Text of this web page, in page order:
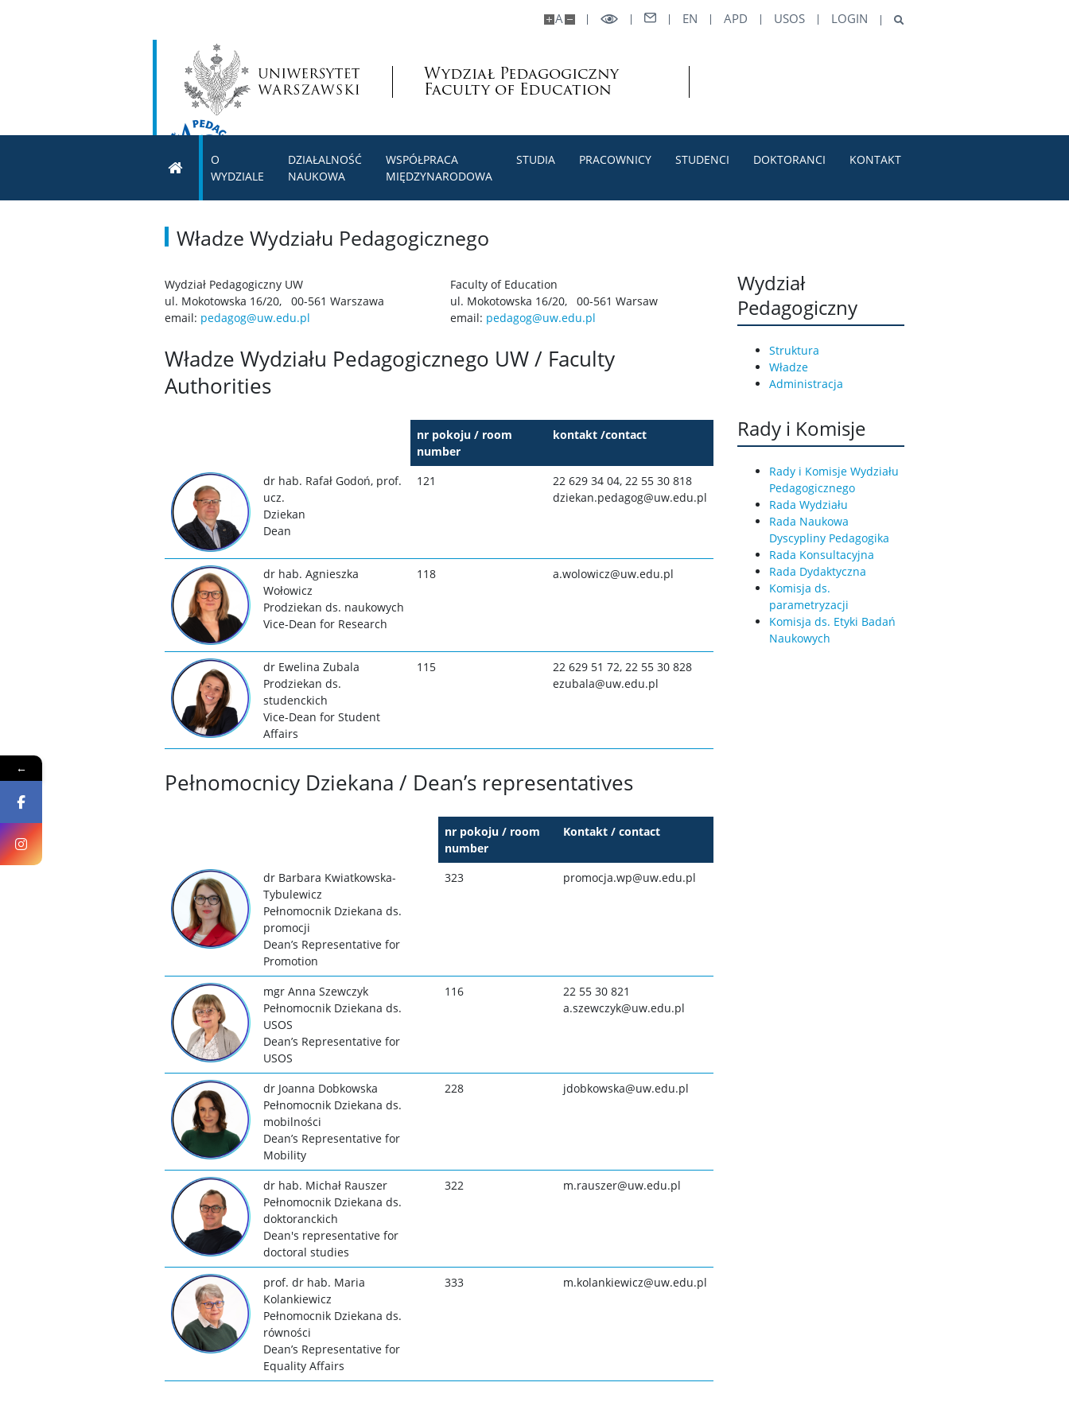
A EN APD USOS LOGIN
Wydział Pedagogiczny
Faculty of Education
O
WYDZIALE
DZIAŁALNOŚĆ
NAUKOWA
WSPÓŁPRACA
MIĘDZYNARODOWA
STUDIA PRACOWNICY STUDENCI DOKTORANCI KONTAKT
Władze Wydziału Pedagogicznego
Wydział Pedagogiczny UW
ul. Mokotowska 16/20, 00-561 Warszawa
email: pedagog@uw.edu.pl
Faculty of Education
ul. Mokotowska 16/20, 00-561 Warsaw
email: pedagog@uw.edu.pl
Władze Wydziału Pedagogicznego UW / Faculty
Authorities
nr pokoju / room
number
kontakt /contact
dr hab. Rafał Godoń, prof.
ucz.
Dziekan
Dean
121
22 629 34 04, 22 55 30 818
dziekan.pedagog@uw.edu.pl
dr hab. Agnieszka
Wołowicz
Prodziekan ds. naukowych
Vice-Dean for Research
118 a.wolowicz@uw.edu.pl
dr Ewelina Zubala
Prodziekan ds.
studenckich
Vice-Dean for Student
Affairs
115
22 629 51 72, 22 55 30 828
ezubala@uw.edu.pl
Pełnomocnicy Dziekana / Dean’s representatives
nr pokoju / room
number
Kontakt / contact
dr Barbara Kwiatkowska-
Tybulewicz
Pełnomocnik Dziekana ds.
promocji
Dean’s Representative for
Promotion
323 promocja.wp@uw.edu.pl
mgr Anna Szewczyk
Pełnomocnik Dziekana ds.
USOS
Dean’s Representative for
USOS
116
22 55 30 821
a.szewczyk@uw.edu.pl
dr Joanna Dobkowska
Pełnomocnik Dziekana ds.
mobilności
Dean’s Representative for
Mobility
228 jdobkowska@uw.edu.pl
dr hab. Michał Rauszer
Pełnomocnik Dziekana ds.
doktoranckich
Dean's representative for
doctoral studies
322 m.rauszer@uw.edu.pl
prof. dr hab. Maria
Kolankiewicz
Pełnomocnik Dziekana ds.
równości
Dean’s Representative for
Equality Affairs
333 m.kolankiewicz@uw.edu.pl
Wydział
Pedagogiczny
Struktura
Władze
Administracja
Rady i Komisje
Rady i Komisje Wydziału
Pedagogicznego
Rada Wydziału
Rada Naukowa
Dyscypliny Pedagogika
Rada Konsultacyjna
Rada Dydaktyczna
Komisja ds.
parametryzacji
Komisja ds. Etyki Badań
Naukowych
←